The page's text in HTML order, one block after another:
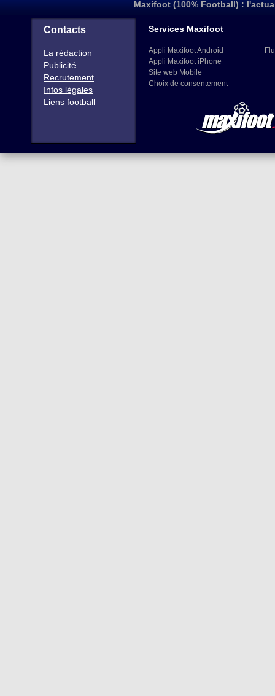
Maxifoot (100% Football) :
Contacts
La rédaction
Publicité
Recrutement
Infos légales
Liens football
Services Maxifoot
Appli Maxifoot Android
Appli Maxifoot iPhone
Site web Mobile
Choix de consentement